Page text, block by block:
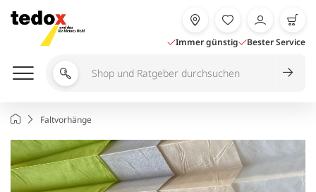
Inhalt
springen
Immer günstig Bester Service
Shop
durchsuchen
StartseiteFaltvorhänge